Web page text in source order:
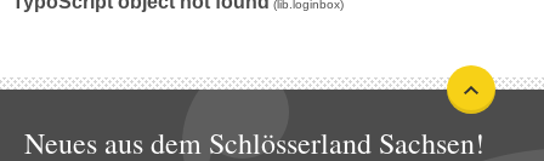
(lib.loginbox)
Neues aus dem Schlösserland Sachsen!